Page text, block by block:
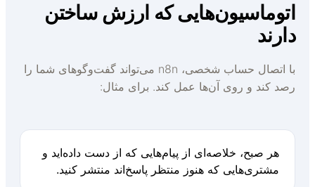
که ارزش ساختن
با اتصال حساب شخصی، n8n می‌تواند گفت‌وگوهای شما را
کند و روی آن‌ها عمل کند. برای مثال:
هر صبح، خلاصه‌ای از پیام‌هایی که از دست داده‌اید و
مشتری‌هایی که هنوز منتظر پاسخ‌اند منتشر کنید.